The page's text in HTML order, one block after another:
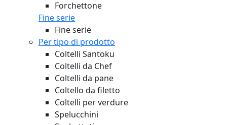
Forchettone
Fine serie
Fine serie
Per tipo di prodotto
Coltelli Santoku
Coltelli da Chef
Coltelli da pane
Coltello da filetto
Coltelli per verdure
Spelucchini